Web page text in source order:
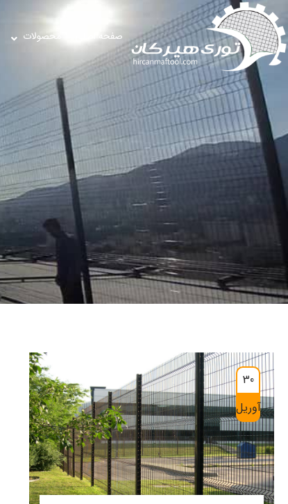
صفحه اصلی محصولات
30
آوریل